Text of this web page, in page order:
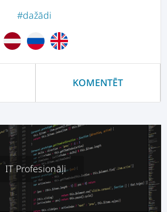
#dažādi
KOMENTĒT
IT Profesionāļi